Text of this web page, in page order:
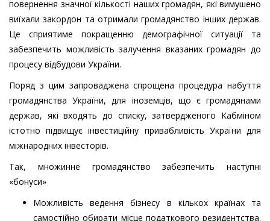
повернення значної кількості наших громадян, які вимушено
виїхали закордон та отримали громадянство інших держав.
Це сприятиме покращенню демографічної ситуації та
забезпечить можливість залучення вказаних громадян до
процесу відбудови України.
Поряд з цим запроваджена спрощена процедура набуття
громадянства України, для іноземців, що є громадянами
держав, які входять до списку, затвердженого Кабміном
істотно підвищує інвестиційну привабливість України для
міжнародних інвесторів.
Так, множинне громадянство забезпечить наступні
«бонуси»
Можливість ведення бізнесу в кількох країнах та
самостійно обирати місце податкового резидентства.